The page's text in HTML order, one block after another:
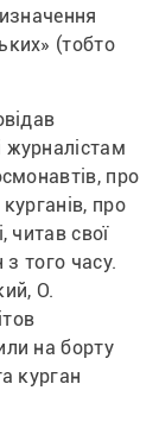
(тобто
про
про
читав свої
того часу.
О.
на борту
курган